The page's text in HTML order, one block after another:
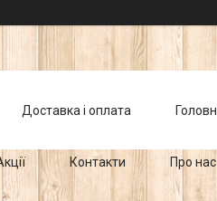
Доставка і оплата
Контакти Про нас